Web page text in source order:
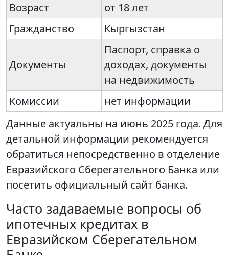
Возраст
от 18 лет
Гражданство
Кыргызстан
Документы
Паспорт, справка о
доходах, документы
на недвижимость
Комиссии
нет информации
Данные актуальны на июнь 2025 года. Для
детальной информации рекомендуется
обратиться непосредственно в отделение
Евразийского Сберегательного Банка или
посетить официальный сайт банка.
Часто задаваемые вопросы об
ипотечных кредитах в
Евразийском Сберегательном